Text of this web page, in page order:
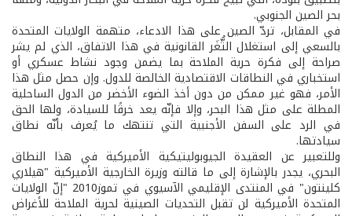
بحر الصين الجنوبي.
في المقابل، تردّ الصين على هذا الادعاء، متهمة الولايات المتحدة
بالسعي إلى استغلال الثُّغَر القانونية في هذا الاتفاق، الذي لم يشر
صراحة إلى فكرة حرية الملاحة بما يضمن وجود نشاط عسكري أو
استخباري في النطاقات الاقتصادية الخالصة للدول. وإن حصل مثل هذا
الأمر، فهو غير ممكن من دون أخذ الضوء الأخضر من الدول الساحلية
المطلة على مثل هذا البحر، وإلا فإنّه يعد خرقًا للسيادة، ولها الحق
في الرد على السفن الأجنبية التي تنتهك ما يُعرف بأنّه نطاق
سيادتها.
وللتعبير عن العقيدة الجيوبوليتيكية الأميركية في هذا النطاق
البحري، يجدر بالإشارة إلى ما قالته وزيرة الخارجية الأميركية "هيلاري
كلينتون" في المنتدى الإقليمي الآسيوي في تموز2010 "إنّ الولايات
المتحدة الأميركية لن تقبل التحديات الصينية لحرية الملاحة للأغراض